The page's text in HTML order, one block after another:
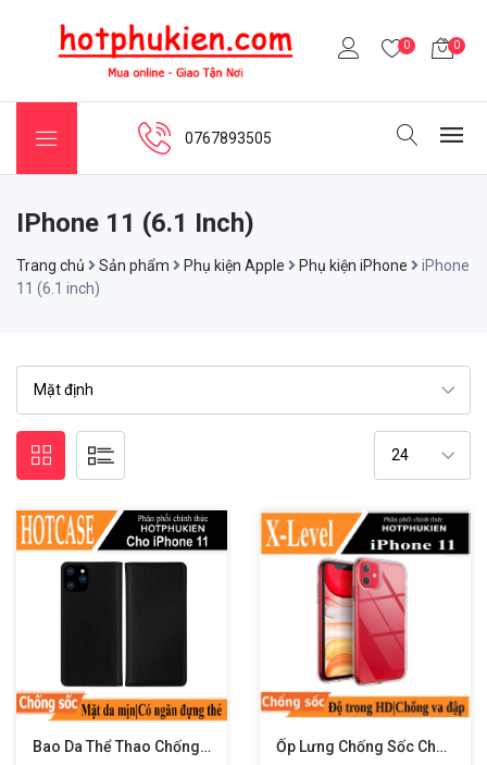
0 0
0767893505
IPhone 11 (6.1 Inch)
Trang chủ Sản phẩm Phụ kiện Apple Phụ kiện iPhone
iPhone
11 (6.1 inch)
Bao Da Thể Thao Chống Sốc Cho IPhone 11 (6.1 Inch) Hiệu HOTCASE DZGoGo Zen Series Có Ngăn Đựng Thẻ Card ATM Visit Cao Cấp Bảo Vệ Toàn Diện 360 Độ, Smartsleep Thông Minh
Ốp Lưng Chống Sốc Cho IPhone 11 Trong Suốt Siêu Mỏng Hiệu X-Level Sparkling Series